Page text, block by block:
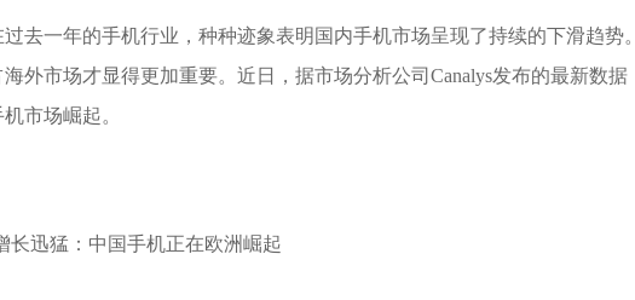
去一年的手机行业，种种迹象表明国内手机市场呈现了持续的下滑趋势。
外市场才显得更加重要。近日，据市场分析公司Canalys发布的最新数据
市场崛起。